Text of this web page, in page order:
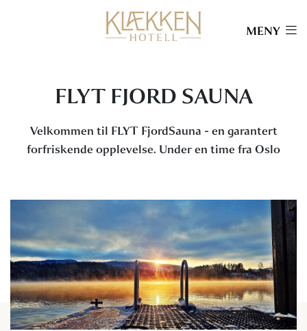
MENY
FLYT FJORD SAUNA
Velkommen til FLYT FjordSauna - en garantert
forfriskende opplevelse. Under en time fra Oslo